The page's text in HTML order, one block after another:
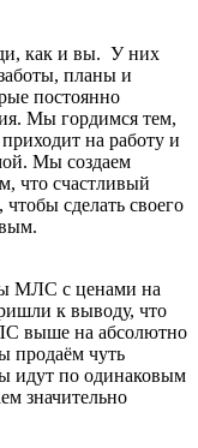
как и вы. У них
планы и
постоянно
Мы гордимся тем,
на работу и
Мы создаем
что счастливый
чтобы сделать своего
МЛС с ценами на
к выводу, что
выше на абсолютно
продаём чуть
идут по одинаковым
значительно